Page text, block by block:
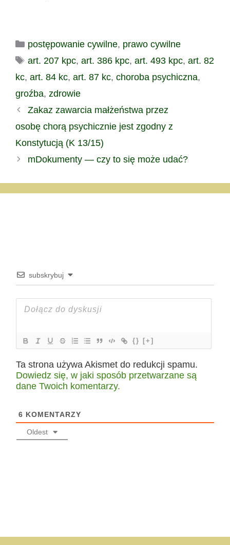
Uchwałę podjęto w…
Okręgowy, którym SN
zajmie się pod sygnaturą
III CZP 38/16 brzmi: Czy
osoba, która występuje o
ubezwłasnowolnienie jest
legitymowana do złożenia
niemniej…
Kategorie
postępowanie cywilne, prawo cywilne
Tagi
art. 207 kpc, art. 386 kpc, art. 493 kpc, art. 82
kc, art. 84 kc, art. 87 kc, choroba psychiczna,
groźba, zdrowie
Zakaz zawarcia małżeństwa przez
osobę chorą psychicznie jest zgodny z
Konstytucją (K 13/15)
mDokumenty — czy to się może udać?
subskrybuj
{} [+]
Ta strona używa Akismet do redukcji spamu.
Dowiedz się, w jaki sposób przetwarzane są
dane Twoich komentarzy.
6 KOMENTARZY
Oldest